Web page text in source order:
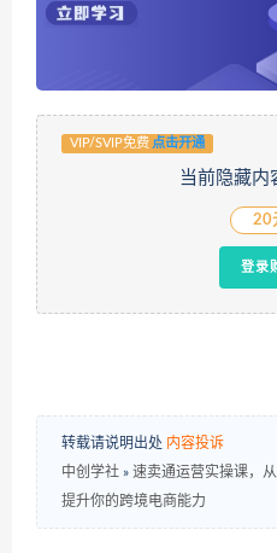
VIP/SVIP免费 点击开通
当前隐藏内
20
登录
转载请说明出处 内容投诉
中创学社 » 速卖通运营实操课，
提升你的跨境电商能力